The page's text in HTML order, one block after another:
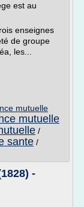
est au
enseignes
de groupe
les...
mutuelle
mutuelle
/
sante /
-